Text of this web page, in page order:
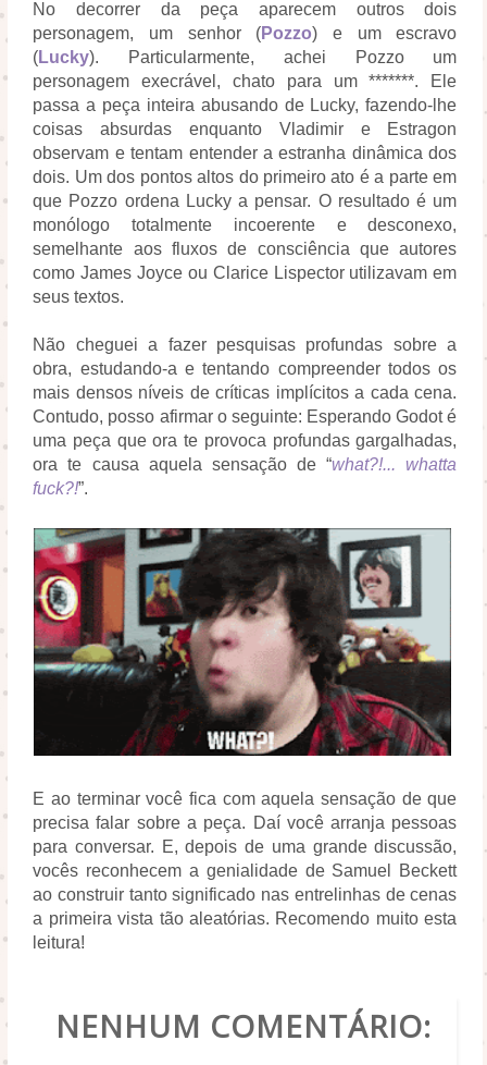
No decorrer da peça aparecem outros dois
personagem, um senhor (Pozzo) e um escravo
(Lucky). Particularmente, achei Pozzo um
personagem execrável, chato para um *******. Ele
passa a peça inteira abusando de Lucky, fazendo-lhe
coisas absurdas enquanto Vladimir e Estragon
observam e tentam entender a estranha dinâmica dos
dois. Um dos pontos altos do primeiro ato é a parte em
que Pozzo ordena Lucky a pensar. O resultado é um
monólogo totalmente incoerente e desconexo,
semelhante aos fluxos de consciência que autores
como James Joyce ou Clarice Lispector utilizavam em
seus textos.
Não cheguei a fazer pesquisas profundas sobre a
obra, estudando-a e tentando compreender todos os
mais densos níveis de críticas implícitos a cada cena.
Contudo, posso afirmar o seguinte: Esperando Godot é
uma peça que ora te provoca profundas gargalhadas,
ora te causa aquela sensação de “what?!... whatta
fuck?!”.
E ao terminar você fica com aquela sensação de que
precisa falar sobre a peça. Daí você arranja pessoas
para conversar. E, depois de uma grande discussão,
vocês reconhecem a genialidade de Samuel Beckett
ao construir tanto significado nas entrelinhas de cenas
a primeira vista tão aleatórias. Recomendo muito esta
leitura!
NENHUM COMENTÁRIO: